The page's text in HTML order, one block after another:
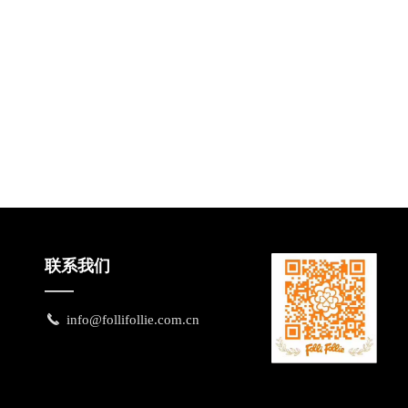
联系我们
——
끅 info@follifollie.com.cn